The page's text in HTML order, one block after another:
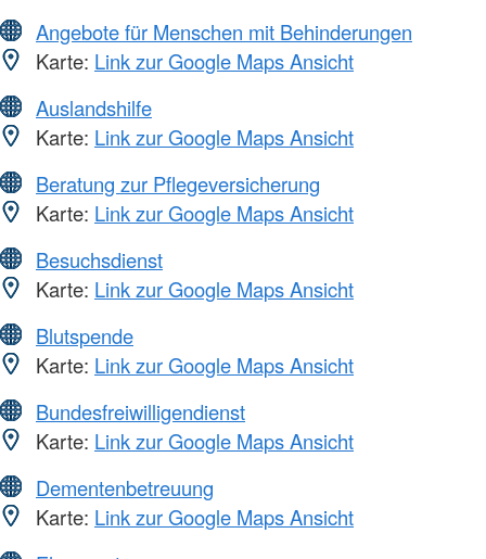
Angebote für Menschen mit Behinderungen
Karte: Link zur Google Maps Ansicht
Auslandshilfe
Karte: Link zur Google Maps Ansicht
Beratung zur Pflegeversicherung
Karte: Link zur Google Maps Ansicht
Besuchsdienst
Karte: Link zur Google Maps Ansicht
Blutspende
Karte: Link zur Google Maps Ansicht
Bundesfreiwilligendienst
Karte: Link zur Google Maps Ansicht
Dementenbetreuung
Karte: Link zur Google Maps Ansicht